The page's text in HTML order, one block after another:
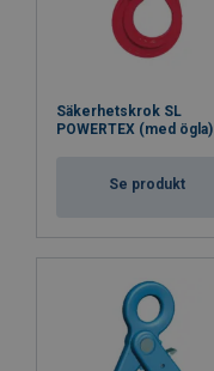
Säkerhetskrok SL
POWERTEX (med ögla)
Se produkt